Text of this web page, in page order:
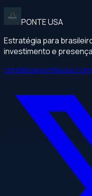
PONTE USA
Estratégia para
investimento e
contato@ponteusa.com